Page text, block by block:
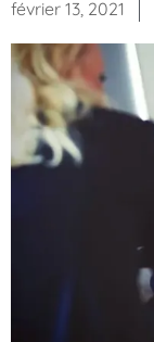
février 13, 2021